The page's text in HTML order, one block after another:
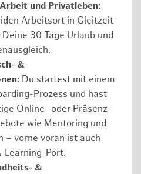
und Privatleben:
Arbeitsort in Gleitzeit
30 Tage Urlaub und
&
Du startest mit einem
Prozess und hast
Online- oder Präsenz-
wie Mentoring und
– vorne voran ist auch
Learning-Port.
&